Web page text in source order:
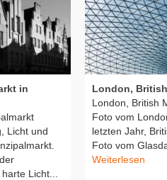
in
Licht und
Licht...
London,
London, British
Foto vom
letzten Jahr,
Foto vom
Weiterlesen